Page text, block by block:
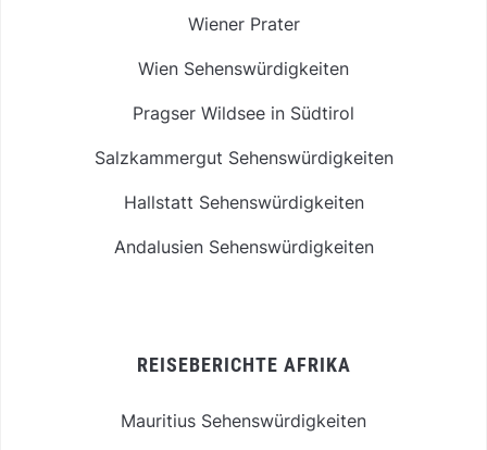
Wiener Prater
Wien Sehenswürdigkeiten
Pragser Wildsee in Südtirol
Salzkammergut Sehenswürdigkeiten
Hallstatt Sehenswürdigkeiten
Andalusien Sehenswürdigkeiten
REISEBERICHTE AFRIKA
Mauritius Sehenswürdigkeiten